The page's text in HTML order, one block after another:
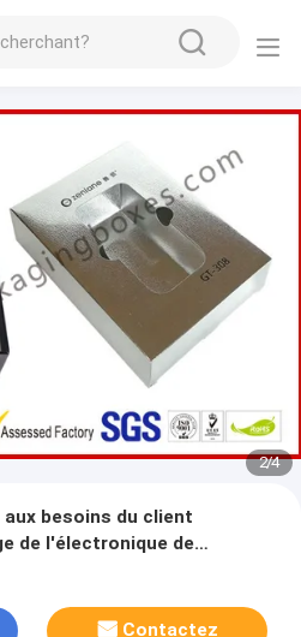
3/4
besoins du client
de l'électronique de
cadeau de luxe de
Contactez